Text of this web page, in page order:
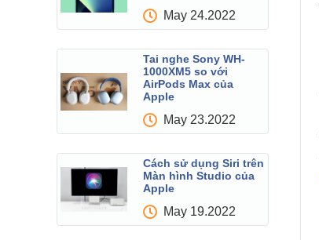
May 24.2022
Tai nghe Sony WH-
1000XM5 so với
AirPods Max của
Apple
May 23.2022
Cách sử dụng Siri trên
Màn hình Studio của
Apple
May 19.2022